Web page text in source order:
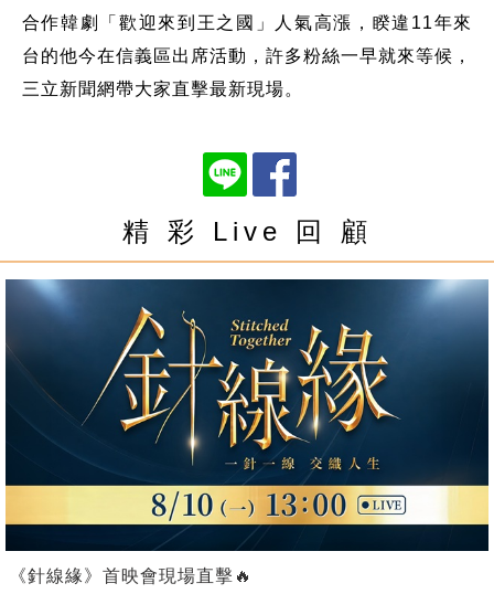
合作韓劇「歡迎來到王之國」人氣高漲，睽違11年來
台的他今在信義區出席活動，許多粉絲一早就來等候，
三立新聞網帶大家直擊最新現場。
精 彩 Live 回 顧
《針線緣》首映會現場直擊🔥